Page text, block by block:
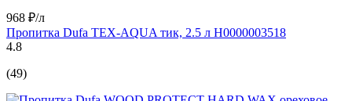
968 ₽/л
Пропитка Dufa TEX-AQUA тик, 2.5 л Н0000003518
4.8
(49)